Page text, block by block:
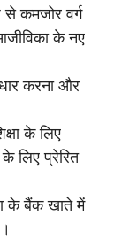
कमजोर वर्ग
के नए
करना और
के लिए
लिए प्रेरित
के बैंक खाते में